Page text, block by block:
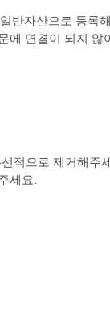
자산으로 등록
연결이 되지 않
적으로 제거해
세요.